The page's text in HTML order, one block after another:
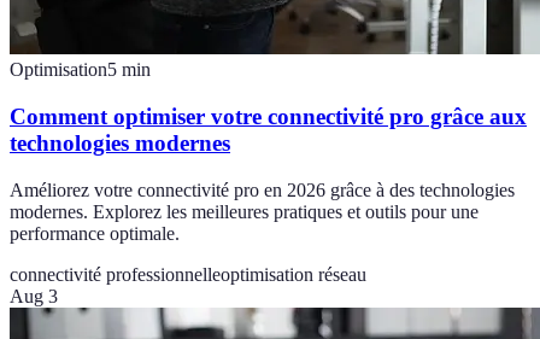
Optimisation5 min
Comment optimiser votre connectivité pro grâce aux
technologies modernes
Améliorez votre connectivité pro en 2026 grâce à des technologies
modernes. Explorez les meilleures pratiques et outils pour une
performance optimale.
connectivité professionnelleoptimisation réseau
Aug 3